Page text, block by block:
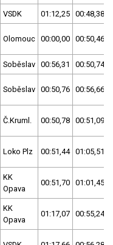
VSDK 01:12,25 00:48,38
Olomouc 00:00,00 00:50,46
Soběslav 00:56,31 00:50,74
Soběslav 00:50,76 00:56,66
Č.Kruml. 00:50,78 00:51,09
Loko Plz 00:51,44 01:05,51
KK
Opava
00:51,70 01:01,45
KK
Opava
01:17,07 00:55,24